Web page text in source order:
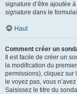
signature d’être ajoutée
signature dans le
Haut
Comment créer un
Il est facile de créer un
la modification du
permissions), cliquez sur
le voyez pas, vous
Saisissez le titre du